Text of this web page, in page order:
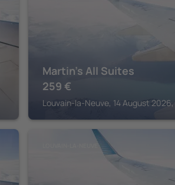
Martin's All Suites
259 €
Louvain-la-Neuve, 14 August